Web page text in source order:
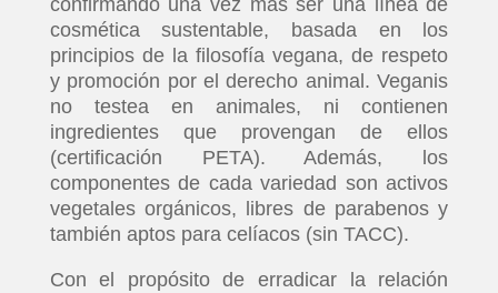
confirmando una vez más ser una línea de
cosmética sustentable, basada en los
principios de la filosofía vegana, de respeto
y promoción por el derecho animal. Veganis
no testea en animales, ni contienen
ingredientes que provengan de ellos
(certificación PETA). Además, los
componentes de cada variedad son activos
vegetales orgánicos, libres de parabenos y
también aptos para celíacos (sin TACC).
Con el propósito de erradicar la relación